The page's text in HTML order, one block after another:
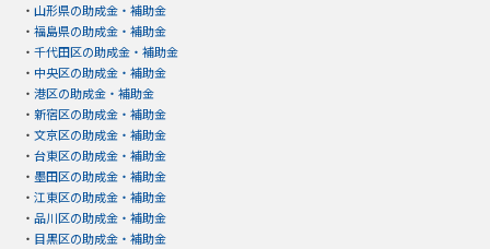
・ 山形県の助成金・補助金
・ 福島県の助成金・補助金
・ 千代田区の助成金・補助金
・ 中央区の助成金・補助金
・ 港区の助成金・補助金
・ 新宿区の助成金・補助金
・ 文京区の助成金・補助金
・ 台東区の助成金・補助金
・ 墨田区の助成金・補助金
・ 江東区の助成金・補助金
・ 品川区の助成金・補助金
・ 目黒区の助成金・補助金